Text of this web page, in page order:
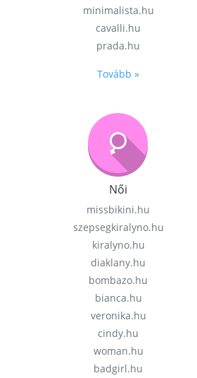
minimalista.hu
cavalli.hu
prada.hu
Tovább »
Női
missbikini.hu
szepsegkiralyno.hu
kiralyno.hu
diaklany.hu
bombazo.hu
bianca.hu
veronika.hu
cindy.hu
woman.hu
badgirl.hu